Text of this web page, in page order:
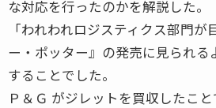
な対応を行ったのかを解説した。
「われわれロジスティクス部門が
ー・ポッター』の発売に見られる
することでした。
Ｐ＆Ｇ がジレットを買収したこ